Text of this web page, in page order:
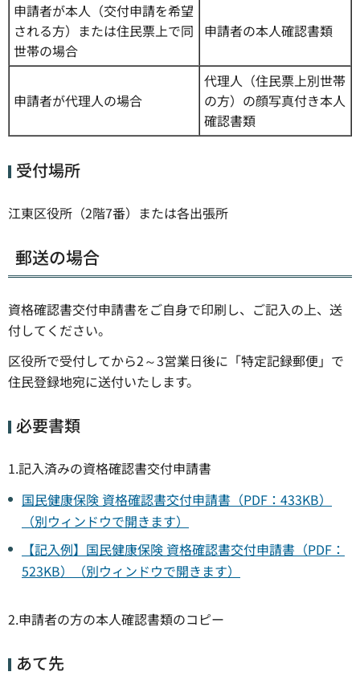
申請者が本人（交付申請を希望
される方）または住民票上で同
世帯の場合
申請者の本人確認書類
申請者が代理人の場合
代理人（住民票上別世帯
の方）の顔写真付き本人
確認書類
受付場所
江東区役所（2階7番）または各出張所
郵送の場合
資格確認書交付申請書をご自身で印刷し、ご記入の上、送
付してください。
区役所で受付してから2～3営業日後に「特定記録郵便」で
住民登録地宛に送付いたします。
必要書類
1.記入済みの資格確認書交付申請書
国民健康保険 資格確認書交付申請書（PDF：433KB）
（別ウィンドウで開きます）
【記入例】国民健康保険 資格確認書交付申請書（PDF：
523KB）（別ウィンドウで開きます）
2.申請者の方の本人確認書類のコピー
あて先